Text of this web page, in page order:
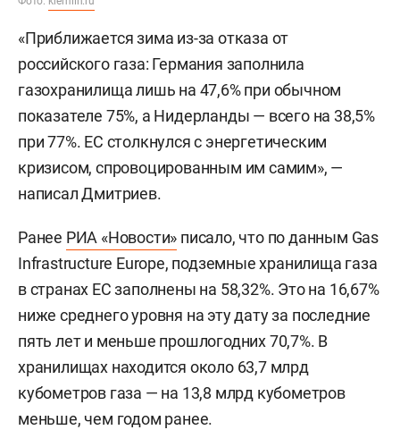
«Приближается зима из-за отказа от
российского газа: Германия заполнила
газохранилища лишь на 47,6% при обычном
показателе 75%, а Нидерланды — всего на 38,5%
при 77%. ЕС столкнулся с энергетическим
кризисом, спровоцированным им самим», —
написал Дмитриев.
Ранее РИА «Новости» писало, что по данным Gas
Infrastructure Europe, подземные хранилища газа
в странах ЕС заполнены на 58,32%. Это на 16,67%
ниже среднего уровня на эту дату за последние
пять лет и меньше прошлогодних 70,7%. В
хранилищах находится около 63,7 млрд
кубометров газа — на 13,8 млрд кубометров
меньше, чем годом ранее.